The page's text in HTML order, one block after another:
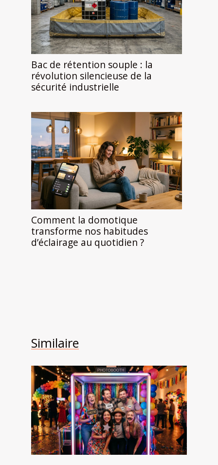
Bac de rétention souple : la
révolution silencieuse de la
sécurité industrielle
Comment la domotique
transforme nos habitudes
d’éclairage au quotidien ?
Similaire